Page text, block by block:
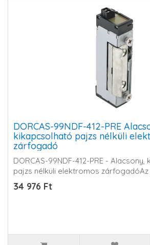
DORCAS-99NDF-412-PRE
kikapcsolható pajzs nélküli
zárfogadó
DORCAS-99NDF-412-PRE -
pajzs nélküli elektromos
34 976 Ft